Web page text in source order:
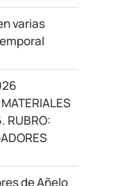
varias
RUBRO:
de Añelo